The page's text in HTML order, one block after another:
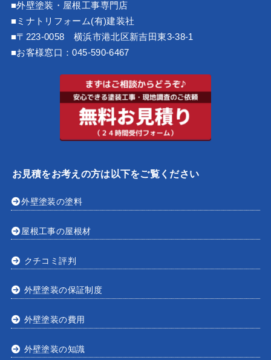
■外壁塗装・屋根工事専門店
■ミナトリフォーム(有)建装社
■〒223-0058 横浜市港北区新吉田東3-38-1
■お客様窓口：045-590-6467
お見積をお考えの方は以下をご覧ください
外壁塗装の塗料
屋根工事の屋根材
クチコミ評判
外壁塗装の保証制度
外壁塗装の費用
外壁塗装の知識